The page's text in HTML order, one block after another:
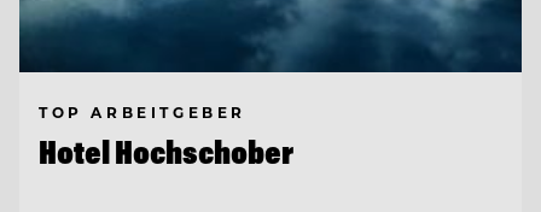
TOP ARBEITGEBER
Hotel Hochschober